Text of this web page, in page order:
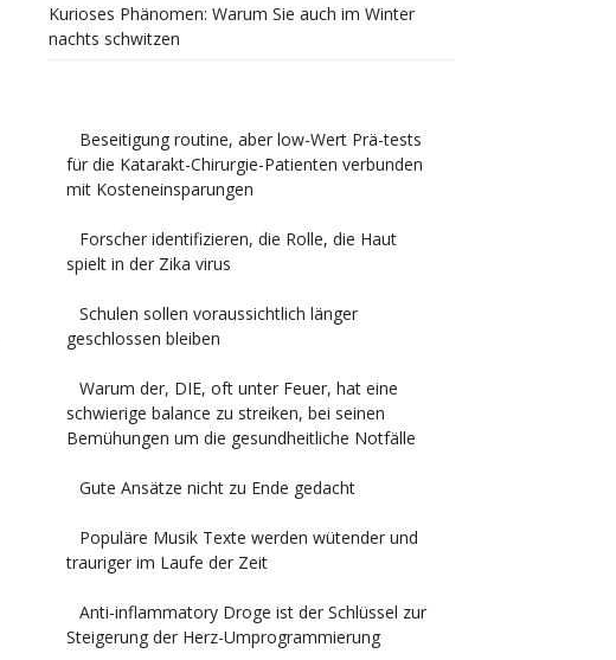
Kurioses Phänomen: Warum Sie auch im Winter
nachts schwitzen
Beseitigung routine, aber low-Wert Prä-tests
für die Katarakt-Chirurgie-Patienten verbunden
mit Kosteneinsparungen
Forscher identifizieren, die Rolle, die Haut
spielt in der Zika virus
Schulen sollen voraussichtlich länger
geschlossen bleiben
Warum der, DIE, oft unter Feuer, hat eine
schwierige balance zu streiken, bei seinen
Bemühungen um die gesundheitliche Notfälle
Gute Ansätze nicht zu Ende gedacht
Populäre Musik Texte werden wütender und
trauriger im Laufe der Zeit
Anti-inflammatory Droge ist der Schlüssel zur
Steigerung der Herz-Umprogrammierung